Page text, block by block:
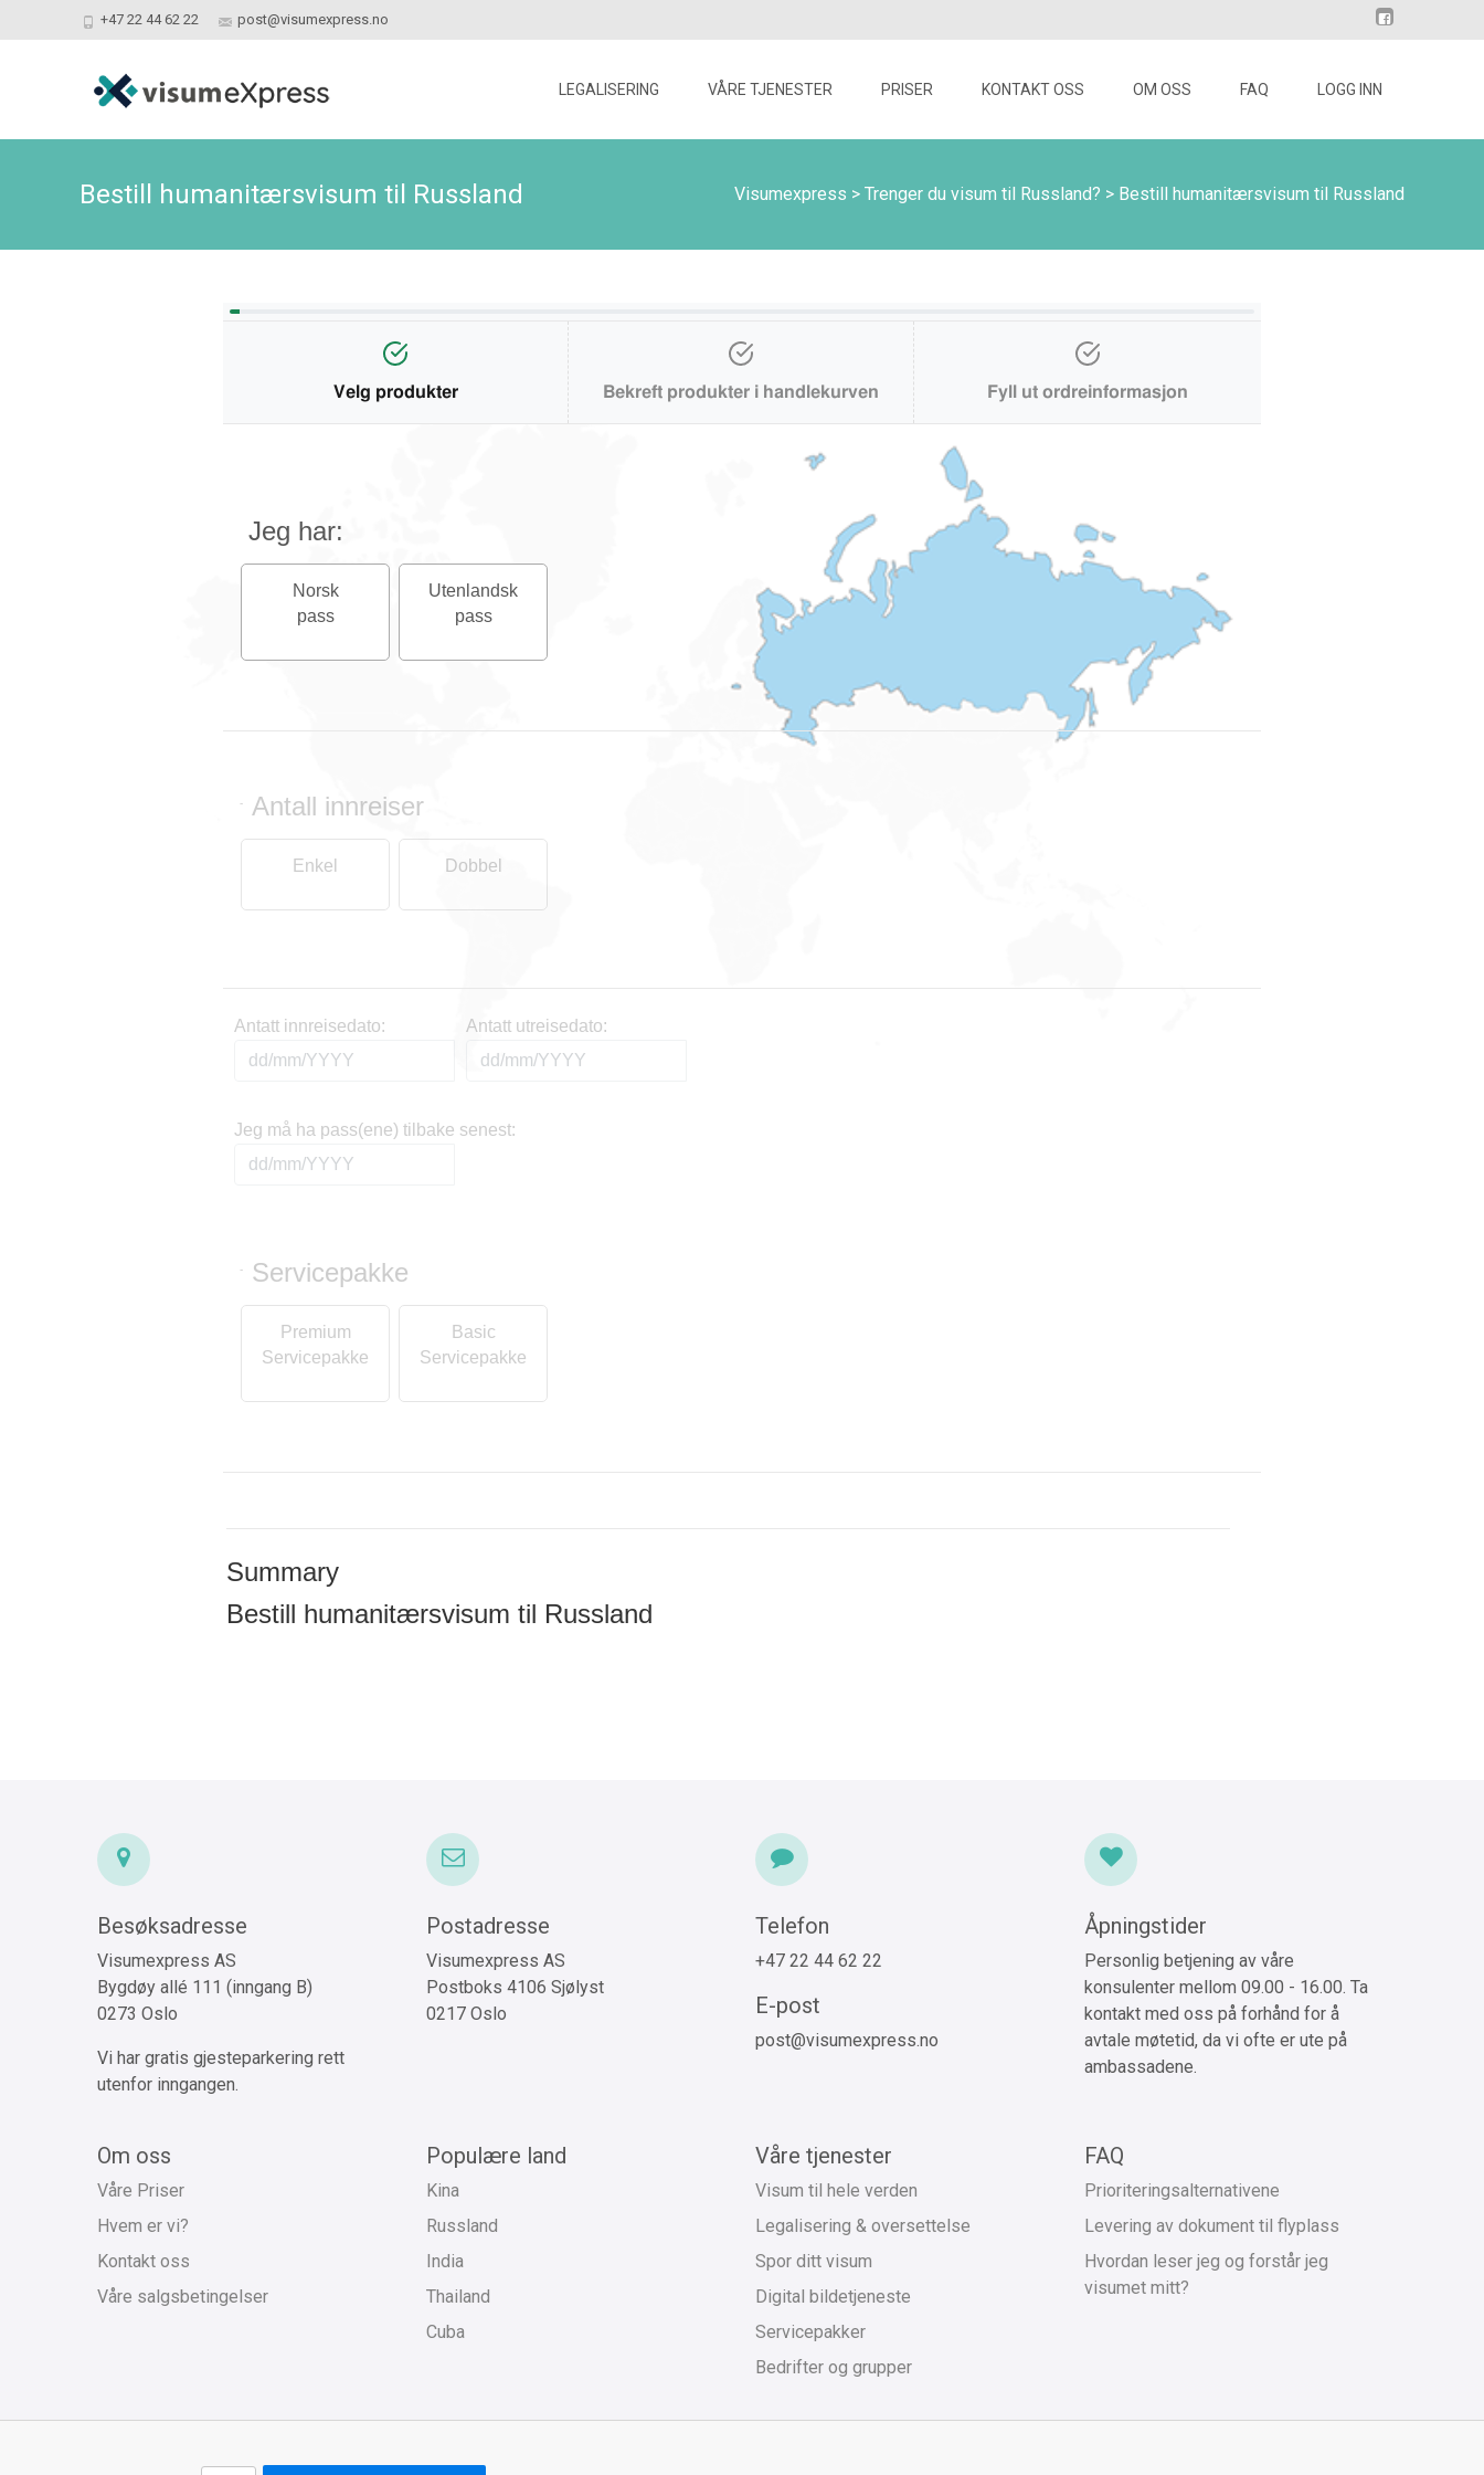
+47 22 44 62 22 post@visumexpress.no
LEGALISERING VÅRE TJENESTER PRISER KONTAKT OSS OM OSS FAQ LOGG INN
Bestill humanitærsvisum til Russland Visumexpress > Trenger du visum til Russland? > Bestill humanitærsvisum til Russland
Velg produkter Bekreft produkter i handlekurven Fyll ut ordreinformasjon
Jeg har:
Norsk
pass
Utenlandsk
pass
- Antall innreiser
Enkel Dobbel
Antatt innreisedato: Antatt utreisedato:
Jeg må ha pass(ene) tilbake senest:
- Servicepakke
Premium
Servicepakke
Basic
Servicepakke
Summary
Bestill humanitærsvisum til Russland
Besøksadresse
Visumexpress AS
Bygdøy allé 111 (inngang B)
0273 Oslo
Vi har gratis gjesteparkering rett
utenfor inngangen.
Postadresse
Visumexpress AS
Postboks 4106 Sjølyst
0217 Oslo
Telefon
+47 22 44 62 22
E-post
post@visumexpress.no
Åpningstider
Personlig betjening av våre
konsulenter mellom 09.00 - 16.00. Ta
kontakt med oss på forhånd for å
avtale møtetid, da vi ofte er ute på
ambassadene.
Om oss
Våre Priser
Hvem er vi?
Kontakt oss
Våre salgsbetingelser
Populære land
Kina
Russland
India
Thailand
Cuba
Våre tjenester
Visum til hele verden
Legalisering & oversettelse
Spor ditt visum
Digital bildetjeneste
Servicepakker
Bedrifter og grupper
FAQ
Prioriteringsalternativene
Levering av dokument til flyplass
Hvordan leser jeg og forstår jeg
visumet mitt?